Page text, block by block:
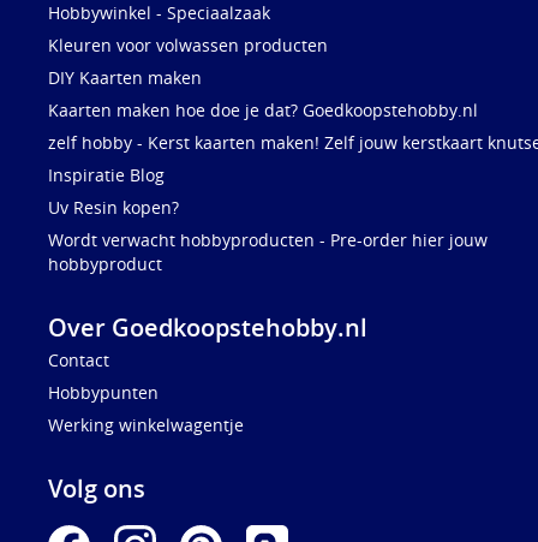
Hobbywinkel - Speciaalzaak
Kleuren voor volwassen producten
DIY Kaarten maken
Kaarten maken hoe doe je dat? Goedkoopstehobby.nl
zelf hobby - Kerst kaarten maken! Zelf jouw kerstkaart
Inspiratie Blog
Uv Resin kopen?
Wordt verwacht hobbyproducten - Pre-order hier jouw
hobbyproduct
Over Goedkoopstehobby.nl
Contact
Hobbypunten
Werking winkelwagentje
Volg ons